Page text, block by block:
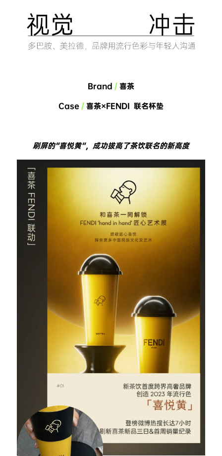
Brand / 喜茶
Case / 喜茶×FENDI  联名杯垫
刷屏的“喜悦黄“，成功拔高了茶饮联名的新高度